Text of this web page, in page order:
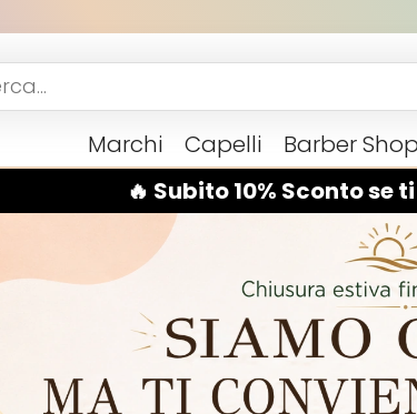
🔥 Subito 10% Sconto
Marchi Capelli Barber Shop